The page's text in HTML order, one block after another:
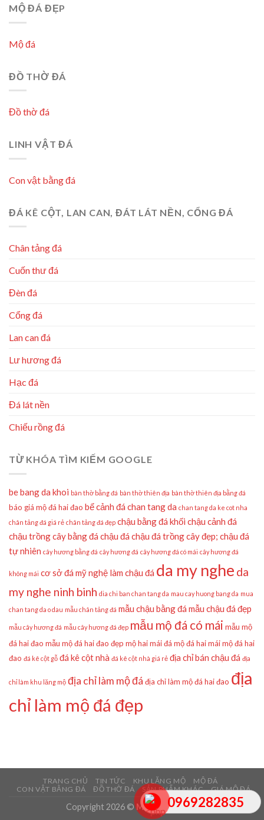
0969282835
MỘ ĐÁ ĐẸP
Mộ đá
ĐỒ THỜ ĐÁ
Đồ thờ đá
LINH VẬT ĐÁ
Con vật bằng đá
ĐÁ KÊ CỘT, LAN CAN, ĐÁT LÁT NỀN, CỔNG ĐÁ
Chân tảng đá
Cuốn thư đá
Đèn đá
Cổng đá
Lan can đá
Lư hương đá
Hạc đá
Đá lát nền
Chiếu rồng đá
TỪ KHÓA TÌM KIẾM GOOGLE
be bang da khoi bàn thờ bằng đá bàn thờ thiên địa bàn thờ thiên địa bằng đá
báo giá mộ đá hai đao bể cảnh đá chan tang da chan tang da ke cot nha
chân tảng đá giá rẻ chân tảng đá đẹp chậu bằng đá khối chậu cảnh đá
chậu trồng cây bằng đá chậu đá chậu đá trồng cây đẹp; chậu đá
tự nhiên cây hương bằng đá cây hương đá cây hương đá có mái cây hương đá
không mái cơ sở đá mỹ nghệ làm chậu đá da my nghe da
my nghe ninh binh dia chi ban chan tang da mau cay huong bang da mua
chan tang da o dau mẫu chân tảng đá mẫu chậu bằng đá mẫu chậu đá đẹp
mẫu cây hương đá mẫu cây hương đá đẹp mẫu mộ đá có mái mẫu mộ
đá hai đao mẫu mộ đá hai đao đẹp mộ hai mái đá mộ đá hai máimộ đá hai
đao đá kê cột gỗ đá kê cột nhà đá kê cột nhà giá rẻ địa chỉ bán chậu đá địa
chỉ làm khu lăng mộ địa chỉ làm mộ đá địa chỉ làm mộ đá hai đao địa
chỉ làm mộ đá đẹp
TRANG CHỦ TIN TỨC KHU LĂNG MỘ
MỘ ĐÁ
CON VẬT BẰNG ĐÁ
ĐỒ THỜ ĐÁ SẢN PHẨM KHÁC GIÁ MỘ ĐÁ
Copyright 2026 ©Mẫu Mộ Đá Đẹp